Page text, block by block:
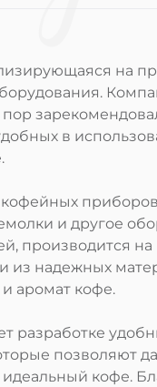
на
пор
в
и другое
производится на
из надежных
аромат кофе.
разработке
позволяют
кофе.